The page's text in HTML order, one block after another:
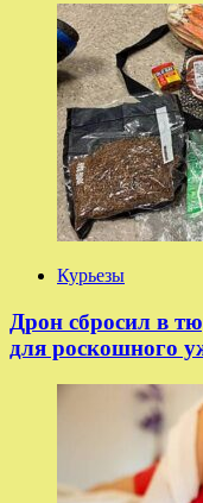
Курьезы
Дрон сбросил в
для роскошного